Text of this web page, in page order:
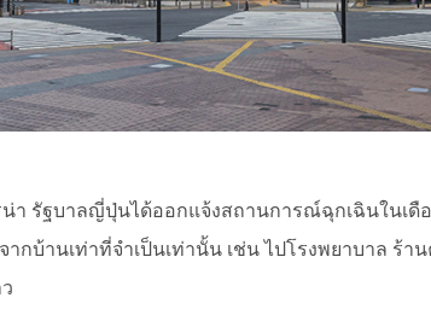
า รัฐบาลญี่ปุ่นได้ออกแจ้งสถานการณ์ฉุกเฉินในเดือ
กบ้านเท่าที่จำเป็นเท่านั้น เช่น ไปโรงพยาบาล ร้